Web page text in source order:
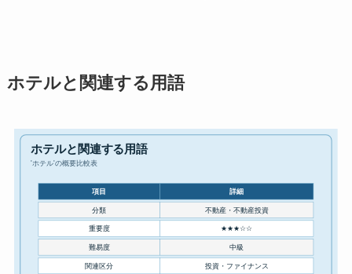
ホテルと関連する用語